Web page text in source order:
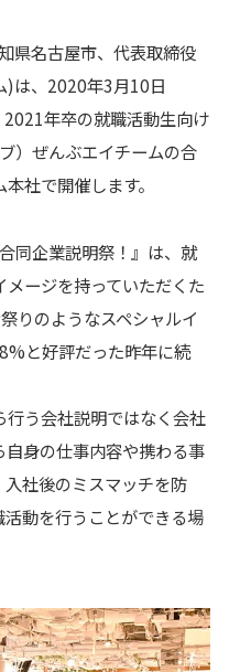
県名古屋市、代表取締役
)は、2020年3月10日
2021年卒の就職活動生向け
）ぜんぶエイチームの合
社で開催します。
同企業説明祭！』は、就
ージを持っていただくた
りのようなスペシャルイ
と好評だった昨年に続
う会社説明ではなく会社
身の仕事内容や携わる事
社後のミスマッチを防
動を行うことができる場